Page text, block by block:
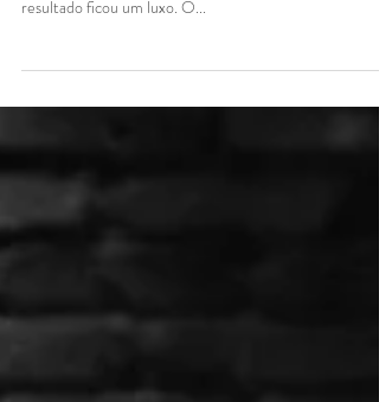
Uma mistura incrível de bom gosto e criatividade, e o